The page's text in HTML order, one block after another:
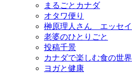
まるごとカナダ
オタワ便り
榊原理人さん エッセイ
老婆のひとりごと
投稿千景
カナダで楽しむ食の世界
ヨガと健康